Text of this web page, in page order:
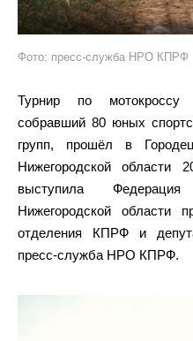
Фото: пресс-служба НРО КПРФ
Турнир по мотокроссу
собравший 80 юных
групп, прошёл в
Нижегородской области
выступила Федерация
Нижегородской области
отделения КПРФ и
пресс-служба НРО КПРФ.